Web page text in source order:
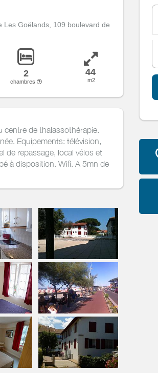
Les Goëlands, 109 boulevard de
2
chambres
44
m2
centre de thalassothérapie.
Equipements: télévision,
de repassage, local vélos et
à disposition. Wifi. A 5mn de